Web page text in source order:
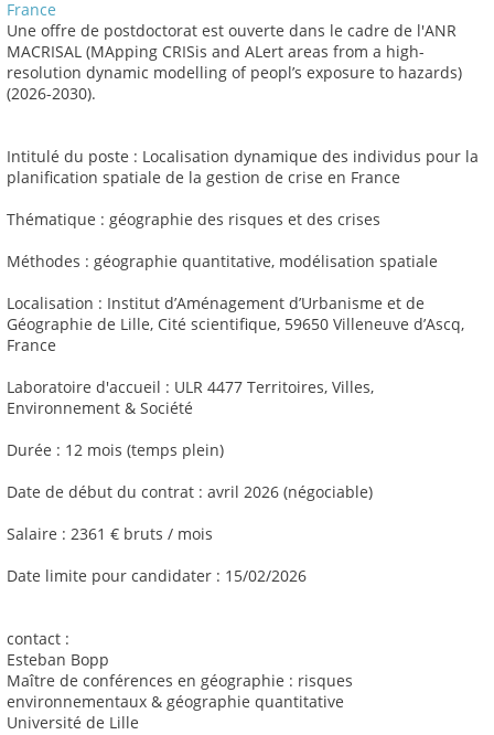
France
Une offre de postdoctorat est ouverte dans le cadre de l'ANR
MACRISAL (MApping CRISis and ALert areas from a high-
resolution dynamic modelling of peopl’s exposure to hazards)
(2026-2030).
Intitulé du poste : Localisation dynamique des individus pour la
planification spatiale de la gestion de crise en France
Thématique : géographie des risques et des crises
Méthodes : géographie quantitative, modélisation spatiale
Localisation : Institut d’Aménagement d’Urbanisme et de
Géographie de Lille, Cité scientifique, 59650 Villeneuve d’Ascq,
France
Laboratoire d'accueil : ULR 4477 Territoires, Villes,
Environnement & Société
Durée : 12 mois (temps plein)
Date de début du contrat : avril 2026 (négociable)
Salaire : 2361 € bruts / mois
Date limite pour candidater : 15/02/2026
contact :
Esteban Bopp
Maître de conférences en géographie : risques
environnementaux & géographie quantitative
Université de Lille